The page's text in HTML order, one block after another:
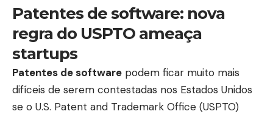
Patentes de software: nova
regra do USPTO ameaça
startups
Patentes de software podem ficar muito mais
difíceis de serem contestadas nos Estados Unidos
se o U.S. Patent and Trademark Office (USPTO)